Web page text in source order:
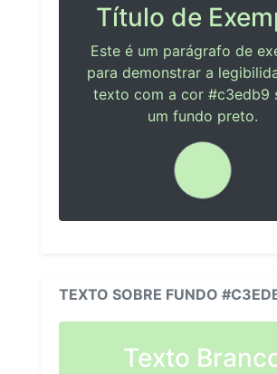
Título de
Este é um parágrafo de
para demonstrar a
texto com a cor #c3edb9
um fundo preto.
TEXTO SOBRE FUNDO
Texto